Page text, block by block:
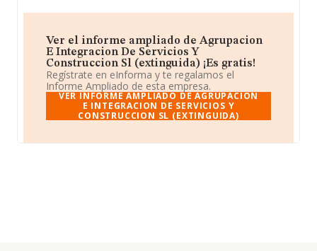
Ver el informe ampliado de Agrupacion
E Integracion De Servicios Y
Construccion Sl (extinguida) ¡Es gratis!
Regístrate en eInforma y te regalamos el
Informe Ampliado de esta empresa.
VER INFORME AMPLIADO DE AGRUPACION
E INTEGRACION DE SERVICIOS Y
CONSTRUCCION SL (EXTINGUIDA)